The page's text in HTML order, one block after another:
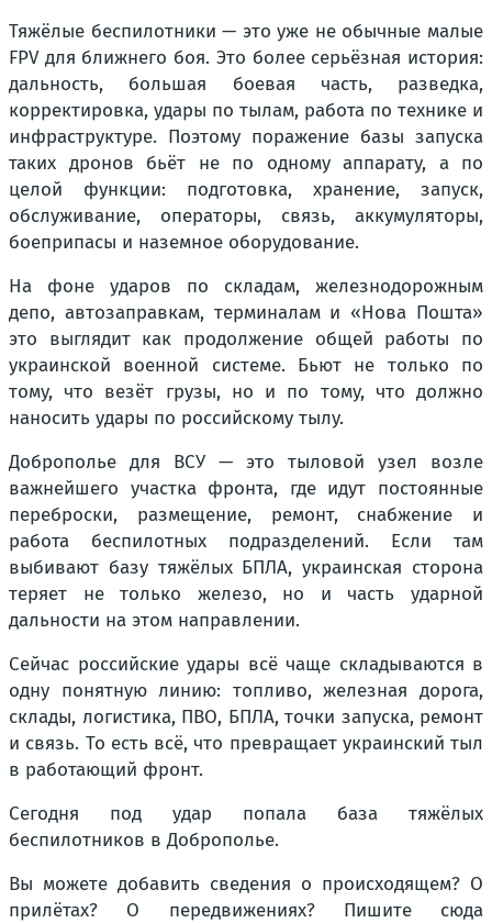
Тяжёлые беспилотники — это уже не обычные малые
FPV для ближнего боя. Это более серьёзная история:
дальность, большая боевая часть, разведка,
корректировка, удары по тылам, работа по технике и
инфраструктуре. Поэтому поражение базы запуска
таких дронов бьёт не по одному аппарату, а по
целой функции: подготовка, хранение, запуск,
обслуживание, операторы, связь, аккумуляторы,
боеприпасы и наземное оборудование.
На фоне ударов по складам, железнодорожным
депо, автозаправкам, терминалам и «Нова Пошта»
это выглядит как продолжение общей работы по
украинской военной системе. Бьют не только по
тому, что везёт грузы, но и по тому, что должно
наносить удары по российскому тылу.
Доброполье для ВСУ — это тыловой узел возле
важнейшего участка фронта, где идут постоянные
переброски, размещение, ремонт, снабжение и
работа беспилотных подразделений. Если там
выбивают базу тяжёлых БПЛА, украинская сторона
теряет не только железо, но и часть ударной
дальности на этом направлении.
Сейчас российские удары всё чаще складываются в
одну понятную линию: топливо, железная дорога,
склады, логистика, ПВО, БПЛА, точки запуска, ремонт
и связь. То есть всё, что превращает украинский тыл
в работающий фронт.
Сегодня под удар попала база тяжёлых
беспилотников в Доброполье.
Вы можете добавить сведения о происходящем? О
прилётах? О передвижениях? Пишите сюда